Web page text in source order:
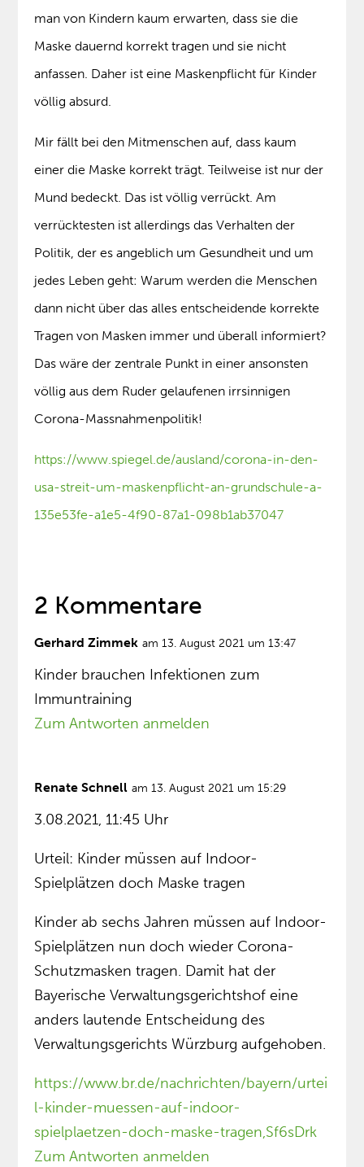
man von Kindern kaum erwarten, dass sie die
Maske dauernd korrekt tragen und sie nicht
anfassen. Daher ist eine Maskenpflicht für Kinder
völlig absurd.
Mir fällt bei den Mitmenschen auf, dass kaum
einer die Maske korrekt trägt. Teilweise ist nur der
Mund bedeckt. Das ist völlig verrückt. Am
verrücktesten ist allerdings das Verhalten der
Politik, der es angeblich um Gesundheit und um
jedes Leben geht: Warum werden die Menschen
dann nicht über das alles entscheidende korrekte
Tragen von Masken immer und überall informiert?
Das wäre der zentrale Punkt in einer ansonsten
völlig aus dem Ruder gelaufenen irrsinnigen
Corona-Massnahmenpolitik!
https://www.spiegel.de/ausland/corona-in-den-
usa-streit-um-maskenpflicht-an-grundschule-a-
135e53fe-a1e5-4f90-87a1-098b1ab37047
2 Kommentare
Gerhard Zimmek am 13. August 2021 um 13:47
Kinder brauchen Infektionen zum
Immuntraining
Zum Antworten anmelden
Renate Schnell am 13. August 2021 um 15:29
3.08.2021, 11:45 Uhr
Urteil: Kinder müssen auf Indoor-
Spielplätzen doch Maske tragen
Kinder ab sechs Jahren müssen auf Indoor-
Spielplätzen nun doch wieder Corona-
Schutzmasken tragen. Damit hat der
Bayerische Verwaltungsgerichtshof eine
anders lautende Entscheidung des
Verwaltungsgerichts Würzburg aufgehoben.
https://www.br.de/nachrichten/bayern/urtei
l-kinder-muessen-auf-indoor-
spielplaetzen-doch-maske-tragen,Sf6sDrk
Zum Antworten anmelden